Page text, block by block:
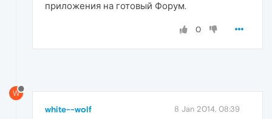
приложения на готовый Форум.
0
W
white--wolf 8 Jan 2014, 08:39